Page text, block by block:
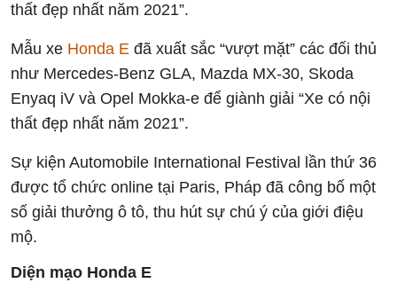
thất đẹp nhất năm 2021”.
Mẫu xe Honda E đã xuất sắc “vượt mặt” các đối thủ
như Mercedes-Benz GLA, Mazda MX-30, Skoda
Enyaq iV và Opel Mokka-e để giành giải “Xe có nội
thất đẹp nhất năm 2021”.
Sự kiện Automobile International Festival lần thứ 36
được tổ chức online tại Paris, Pháp đã công bố một
số giải thưởng ô tô, thu hút sự chú ý của giới điệu
mộ.
Diện mạo Honda E